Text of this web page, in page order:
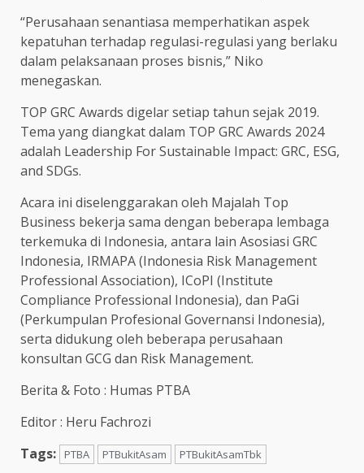
“Perusahaan senantiasa memperhatikan aspek
kepatuhan terhadap regulasi-regulasi yang berlaku
dalam pelaksanaan proses bisnis,” Niko
menegaskan.
TOP GRC Awards digelar setiap tahun sejak 2019.
Tema yang diangkat dalam TOP GRC Awards 2024
adalah Leadership For Sustainable Impact: GRC, ESG,
and SDGs.
Acara ini diselenggarakan oleh Majalah Top
Business bekerja sama dengan beberapa lembaga
terkemuka di Indonesia, antara lain Asosiasi GRC
Indonesia, IRMAPA (Indonesia Risk Management
Professional Association), ICoPI (Institute
Compliance Professional Indonesia), dan PaGi
(Perkumpulan Profesional Governansi Indonesia),
serta didukung oleh beberapa perusahaan
konsultan GCG dan Risk Management.
Berita & Foto : Humas PTBA
Editor : Heru Fachrozi
Tags:
PTBA PTBukitAsam PTBukitAsamTbk